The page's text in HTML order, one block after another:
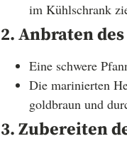
im Kühlschrank
2. Anbraten
Eine schwere
Die marinierten
goldbraun und
3. Zubereiten